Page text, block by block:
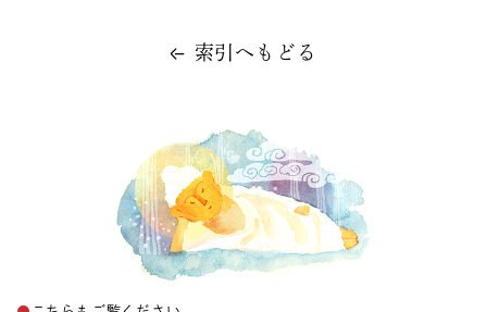
索引へもどる